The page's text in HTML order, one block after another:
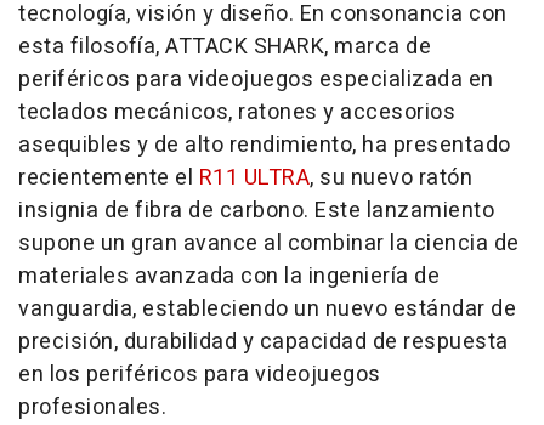
tecnología, visión y diseño. En consonancia con
esta filosofía, ATTACK SHARK, marca de
periféricos para videojuegos especializada en
teclados mecánicos, ratones y accesorios
asequibles y de alto rendimiento, ha presentado
recientemente el R11 ULTRA, su nuevo ratón
insignia de fibra de carbono. Este lanzamiento
supone un gran avance al combinar la ciencia de
materiales avanzada con la ingeniería de
vanguardia, estableciendo un nuevo estándar de
precisión, durabilidad y capacidad de respuesta
en los periféricos para videojuegos
profesionales.